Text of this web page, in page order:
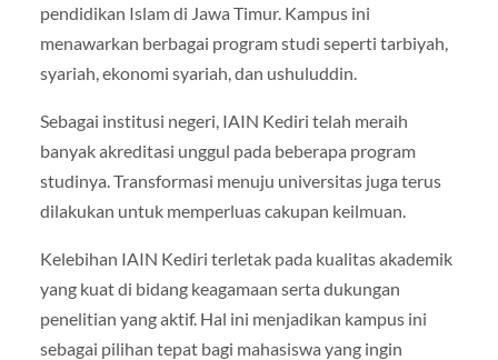
pendidikan Islam di Jawa Timur. Kampus ini
menawarkan berbagai program studi seperti tarbiyah,
syariah, ekonomi syariah, dan ushuluddin.
Sebagai institusi negeri, IAIN Kediri telah meraih
banyak akreditasi unggul pada beberapa program
studinya. Transformasi menuju universitas juga terus
dilakukan untuk memperluas cakupan keilmuan.
Kelebihan IAIN Kediri terletak pada kualitas akademik
yang kuat di bidang keagamaan serta dukungan
penelitian yang aktif. Hal ini menjadikan kampus ini
sebagai pilihan tepat bagi mahasiswa yang ingin